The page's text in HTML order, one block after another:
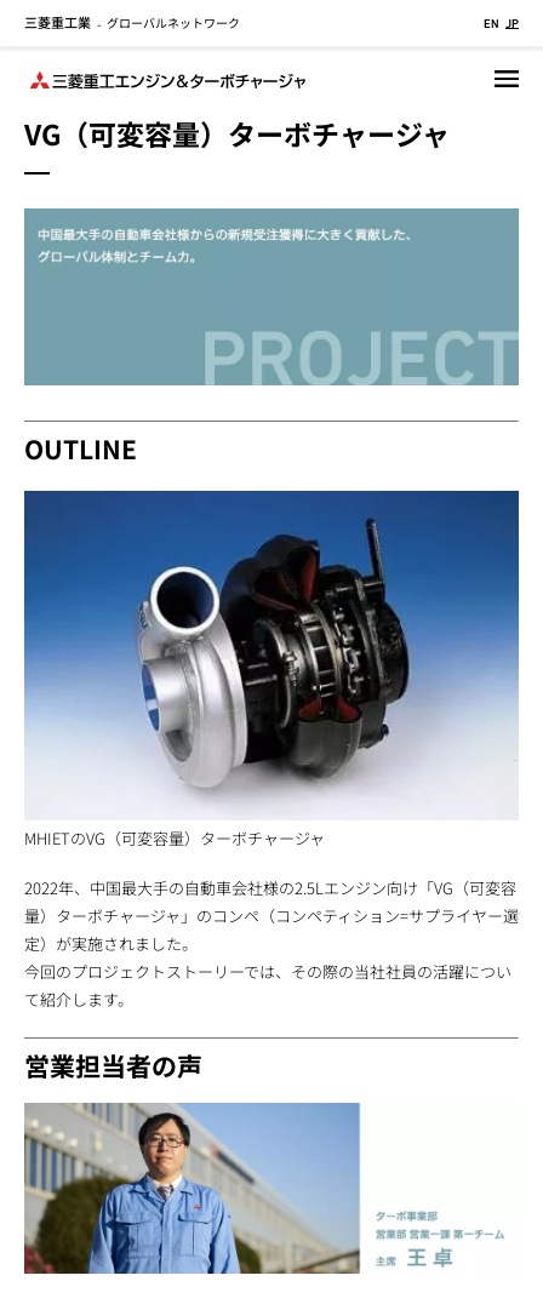
三菱重工業 - グローバルネットワーク EN JP
VG（可変容量）ターボチャージャ
OUTLINE
MHIETのVG（可変容量）ターボチャージャ
2022年、中国最大手の自動車会社様の2.5Lエンジン向け「VG（可変容
量）ターボチャージャ」のコンペ（コンペティション=サプライヤー選
定）が実施されました。
今回のプロジェクトストーリーでは、その際の当社社員の活躍につい
て紹介します。
営業担当者の声